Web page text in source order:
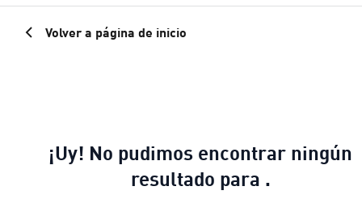
Volver a página de inicio
¡Uy! No pudimos encontrar ningún
resultado para .